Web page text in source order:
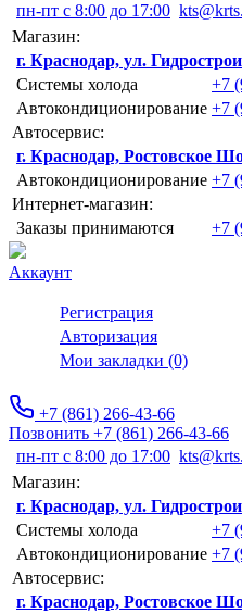
пн-пт с 8:00 до 17:00
Магазин:
г. Краснодар, ул.
Системы холода
+7
Автокондиционирование +7
Автосервис:
г. Краснодар, Ростовское
Автокондиционирование +7
Интернет-магазин:
Заказы принимаются
+7
Аккаунт
Регистрация
Авторизация
Мои закладки (0)
+7 (861) 266-43-66
Позвонить +7 (861) 266-43-66
пн-пт с 8:00 до 17:00
Магазин:
г. Краснодар, ул.
Системы холода
+7
Автокондиционирование +7
Автосервис:
г. Краснодар, Ростовское